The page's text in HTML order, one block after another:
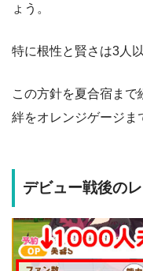
ょう。
特に根性と賢さは3人
この方針を夏合宿ま
絆をオレンジゲージま
デビュー戦後の